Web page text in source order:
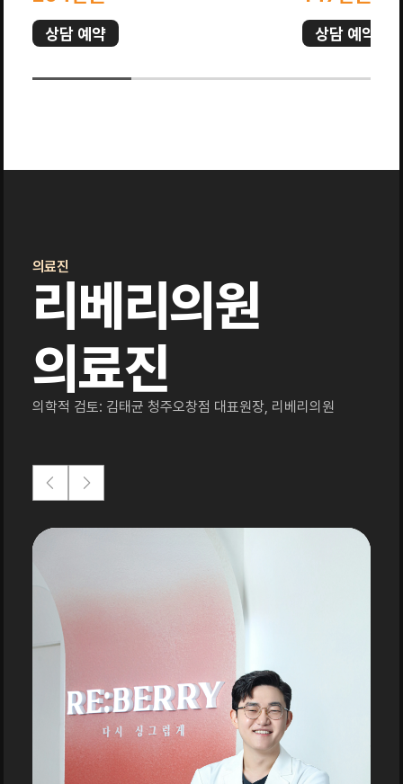
상담 예약 상담 예약
의료진
리베리의원
의료진
의학적 검토: 김태균 청주오창점 대표원장, 리베리의원